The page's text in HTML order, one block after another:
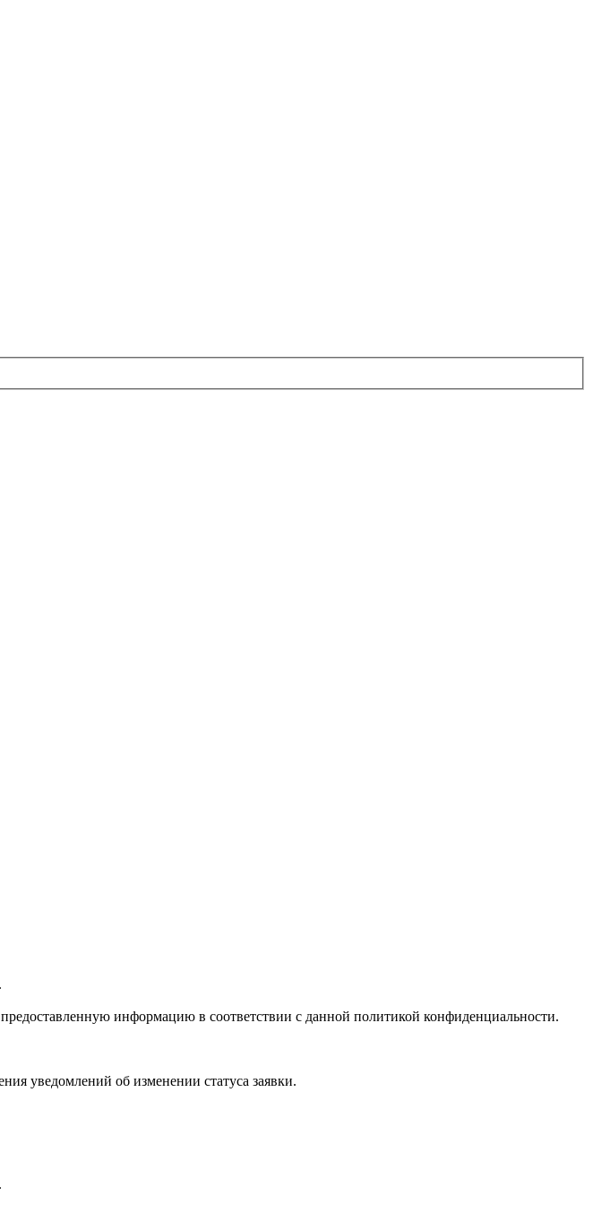
информацию в соответствии с данной политикой конфиденциальности.
уведомлений об изменении статуса заявки.